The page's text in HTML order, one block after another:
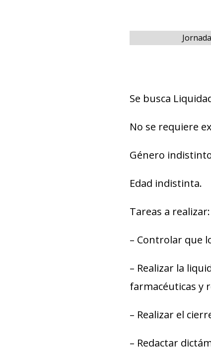
Se busca
No se requiere
Género
Edad indistinta.
Tareas a realizar:
– Controlar que
– Realizar la
farmacéuticas y
– Realizar el
– Redactar